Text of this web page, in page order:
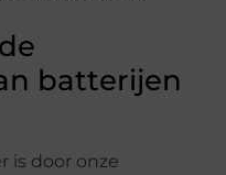
batterijen
is door onze